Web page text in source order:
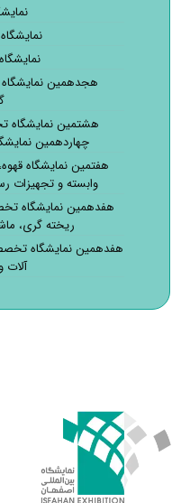
هجدهمین نمایشگاه
هشتمین نمایشگاه
چهاردهمین
هفتمین نمایشگاه
وابسته و تجهیزات
هفدهمین نمایشگاه
ریخته گری،
هفدهمین نمایشگاه
آلات